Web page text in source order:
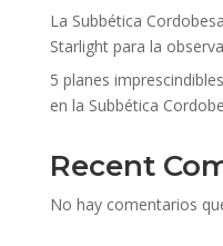
La Subbética
Starlight para la
5 planes
en la Subbética
Recent
No hay comentarios